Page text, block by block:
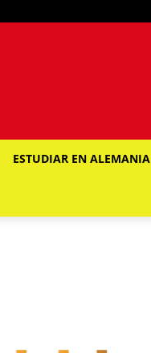
ESTUDIAR EN ALEMANIA